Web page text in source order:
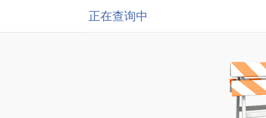
正在查询中